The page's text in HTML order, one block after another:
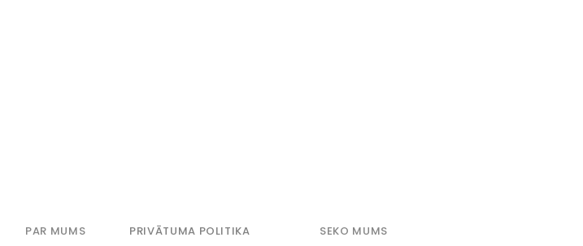
PAR MUMS
PRIVĀTUMA POLITIKA
SEKO MUMS